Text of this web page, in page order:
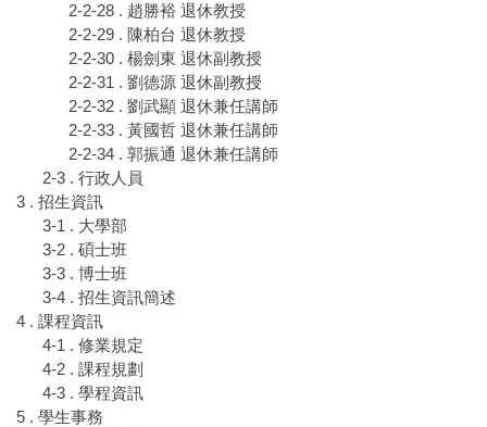
2-2-28 . 趙勝裕 退休教授
2-2-29 . 陳柏台 退休教授
2-2-30 . 楊劍東 退休副教授
2-2-31 . 劉德源 退休副教授
2-2-32 . 劉武顯 退休兼任講師
2-2-33 . 黃國哲 退休兼任講師
2-2-34 . 郭振通 退休兼任講師
2-3 . 行政人員
3 . 招生資訊
3-1 . 大學部
3-2 . 碩士班
3-3 . 博士班
3-4 . 招生資訊簡述
4 . 課程資訊
4-1 . 修業規定
4-2 . 課程規劃
4-3 . 學程資訊
5 . 學生事務